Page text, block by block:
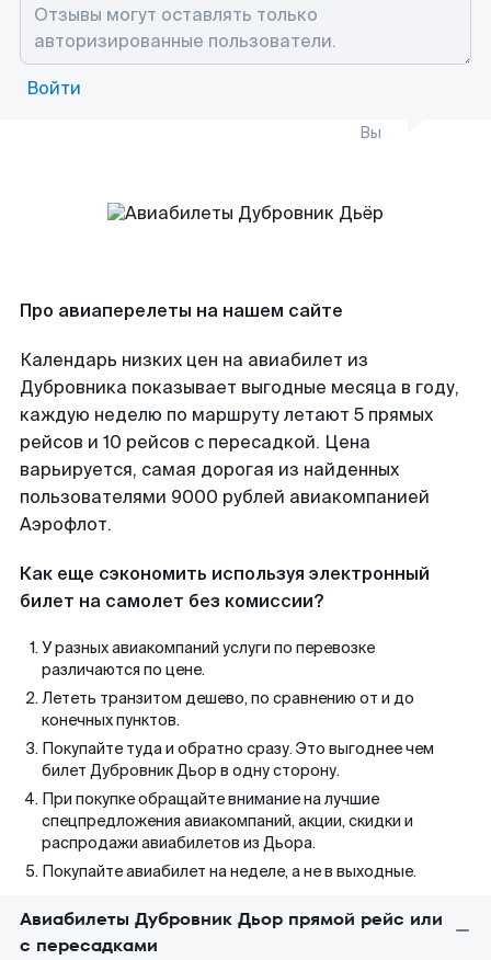
Войти
Вы
Про авиаперелеты на нашем сайте
Календарь низких цен на авиабилет из
Дубровника показывает выгодные месяца в году,
каждую неделю по маршруту летают 5 прямых
рейсов и 10 рейсов с пересадкой. Цена
варьируется, самая дорогая из найденных
пользователями 9000 рублей авиакомпанией
Аэрофлот.
Как еще сэкономить используя электронный
билет на самолет без комиссии?
У разных авиакомпаний услуги по перевозке
различаются по цене.
Лететь транзитом дешево, по сравнению от и до
конечных пунктов.
Покупайте туда и обратно сразу. Это выгоднее чем
билет Дубровник Дьор в одну сторону.
При покупке обращайте внимание на лучшие
спецпредложения авиакомпаний, акции, скидки и
распродажи авиабилетов из Дьора.
Покупайте авиабилет на неделе, а не в выходные.
Авиабилеты Дубровник Дьор прямой рейс или
с пересадками